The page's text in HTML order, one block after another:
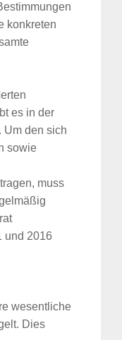
konkreten
es in der
Um den sich
sowie
muss
und 2016
wesentliche
Dies